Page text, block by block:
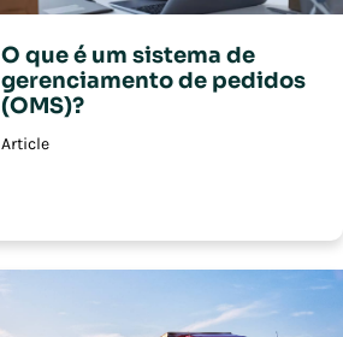
O que é um sistema de
gerenciamento de pedidos
(OMS)?
Article